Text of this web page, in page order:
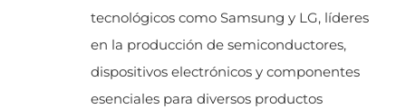
tecnológicos como Samsung y LG, líderes
en la producción de semiconductores,
dispositivos electrónicos y componentes
esenciales para diversos productos